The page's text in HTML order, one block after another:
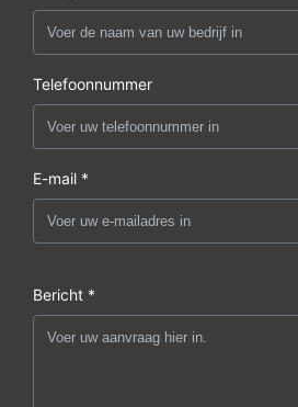
Telefoonnummer
E-mail *
Bericht *